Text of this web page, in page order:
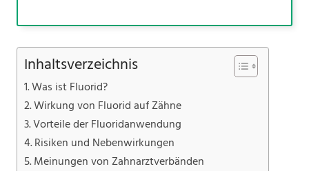
Inhaltsverzeichnis
Was ist Fluorid?
Wirkung von Fluorid auf Zähne
Vorteile der Fluoridanwendung
Risiken und Nebenwirkungen
Meinungen von Zahnarztverbänden